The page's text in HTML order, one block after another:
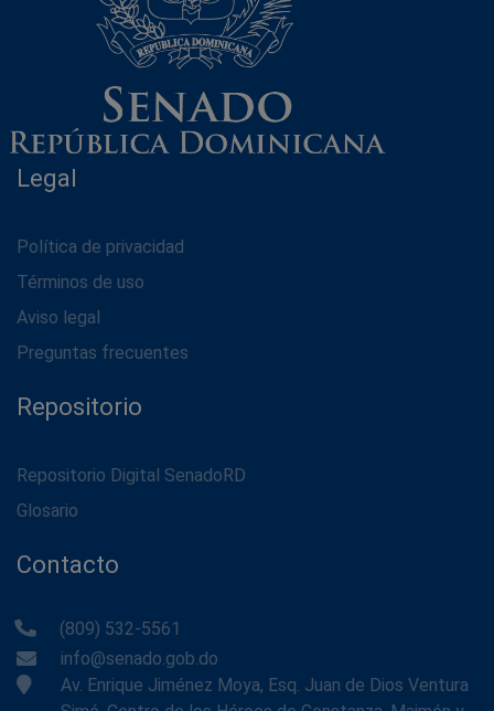
Legal
Política de privacidad
Términos de uso
Aviso legal
Preguntas frecuentes
Repositorio
Repositorio Digital SenadoRD
Glosario
Contacto
(809) 532-5561
info@senado.gob.do
Av. Enrique Jiménez Moya, Esq. Juan de Dios Ventura